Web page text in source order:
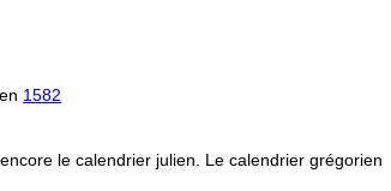
1582
le calendrier julien. Le calendrier grégorien